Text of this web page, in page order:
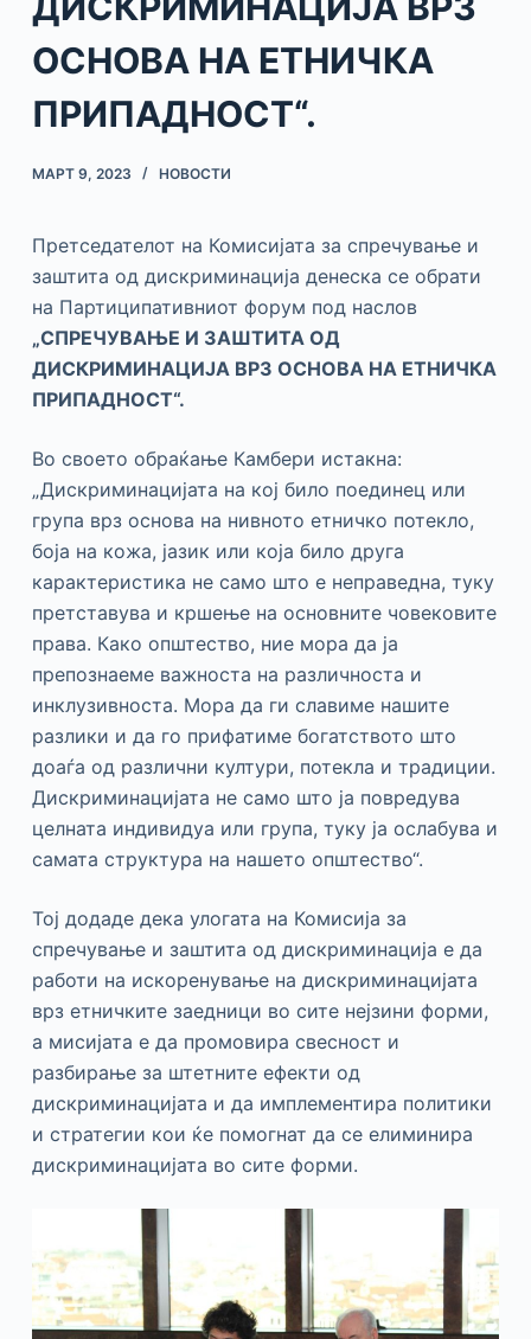
ОСНОВА НА ЕТНИЧКА
ПРИПАДНОСТ“.
МАРТ 9, 2023 НОВОСТИ
Претседателот на Комисијата за спречување и
заштита од дискриминација денеска се обрати
на Партиципативниот форум под наслов
„СПРЕЧУВАЊЕ И ЗАШТИТА ОД
ДИСКРИМИНАЦИЈА ВРЗ ОСНОВА НА ЕТНИЧКА
ПРИПАДНОСТ“.
Во своето обраќање Камбери истакна:
„Дискриминацијата на кој било поединец или
група врз основа на нивното етничко потекло,
боја на кожа, јазик или која било друга
карактеристика не само што е неправедна, туку
претставува и кршење на основните човековите
права. Како општество, ние мора да ја
препознаеме важноста на различноста и
инклузивноста. Мора да ги славиме нашите
разлики и да го прифатиме богатството што
доаѓа од различни култури, потекла и традиции.
Дискриминацијата не само што ја повредува
целната индивидуа или група, туку ја ослабува и
самата структура на нашето општество“.
Тој додаде дека улогата на Комисија за
спречување и заштита од дискриминација е да
работи на искоренување на дискриминацијата
врз етничките заедници во сите нејзини форми,
а мисијата е да промовира свесност и
разбирање за штетните ефекти од
дискриминацијата и да имплементира политики
и стратегии кои ќе помогнат да се елиминира
дискриминацијата во сите форми.